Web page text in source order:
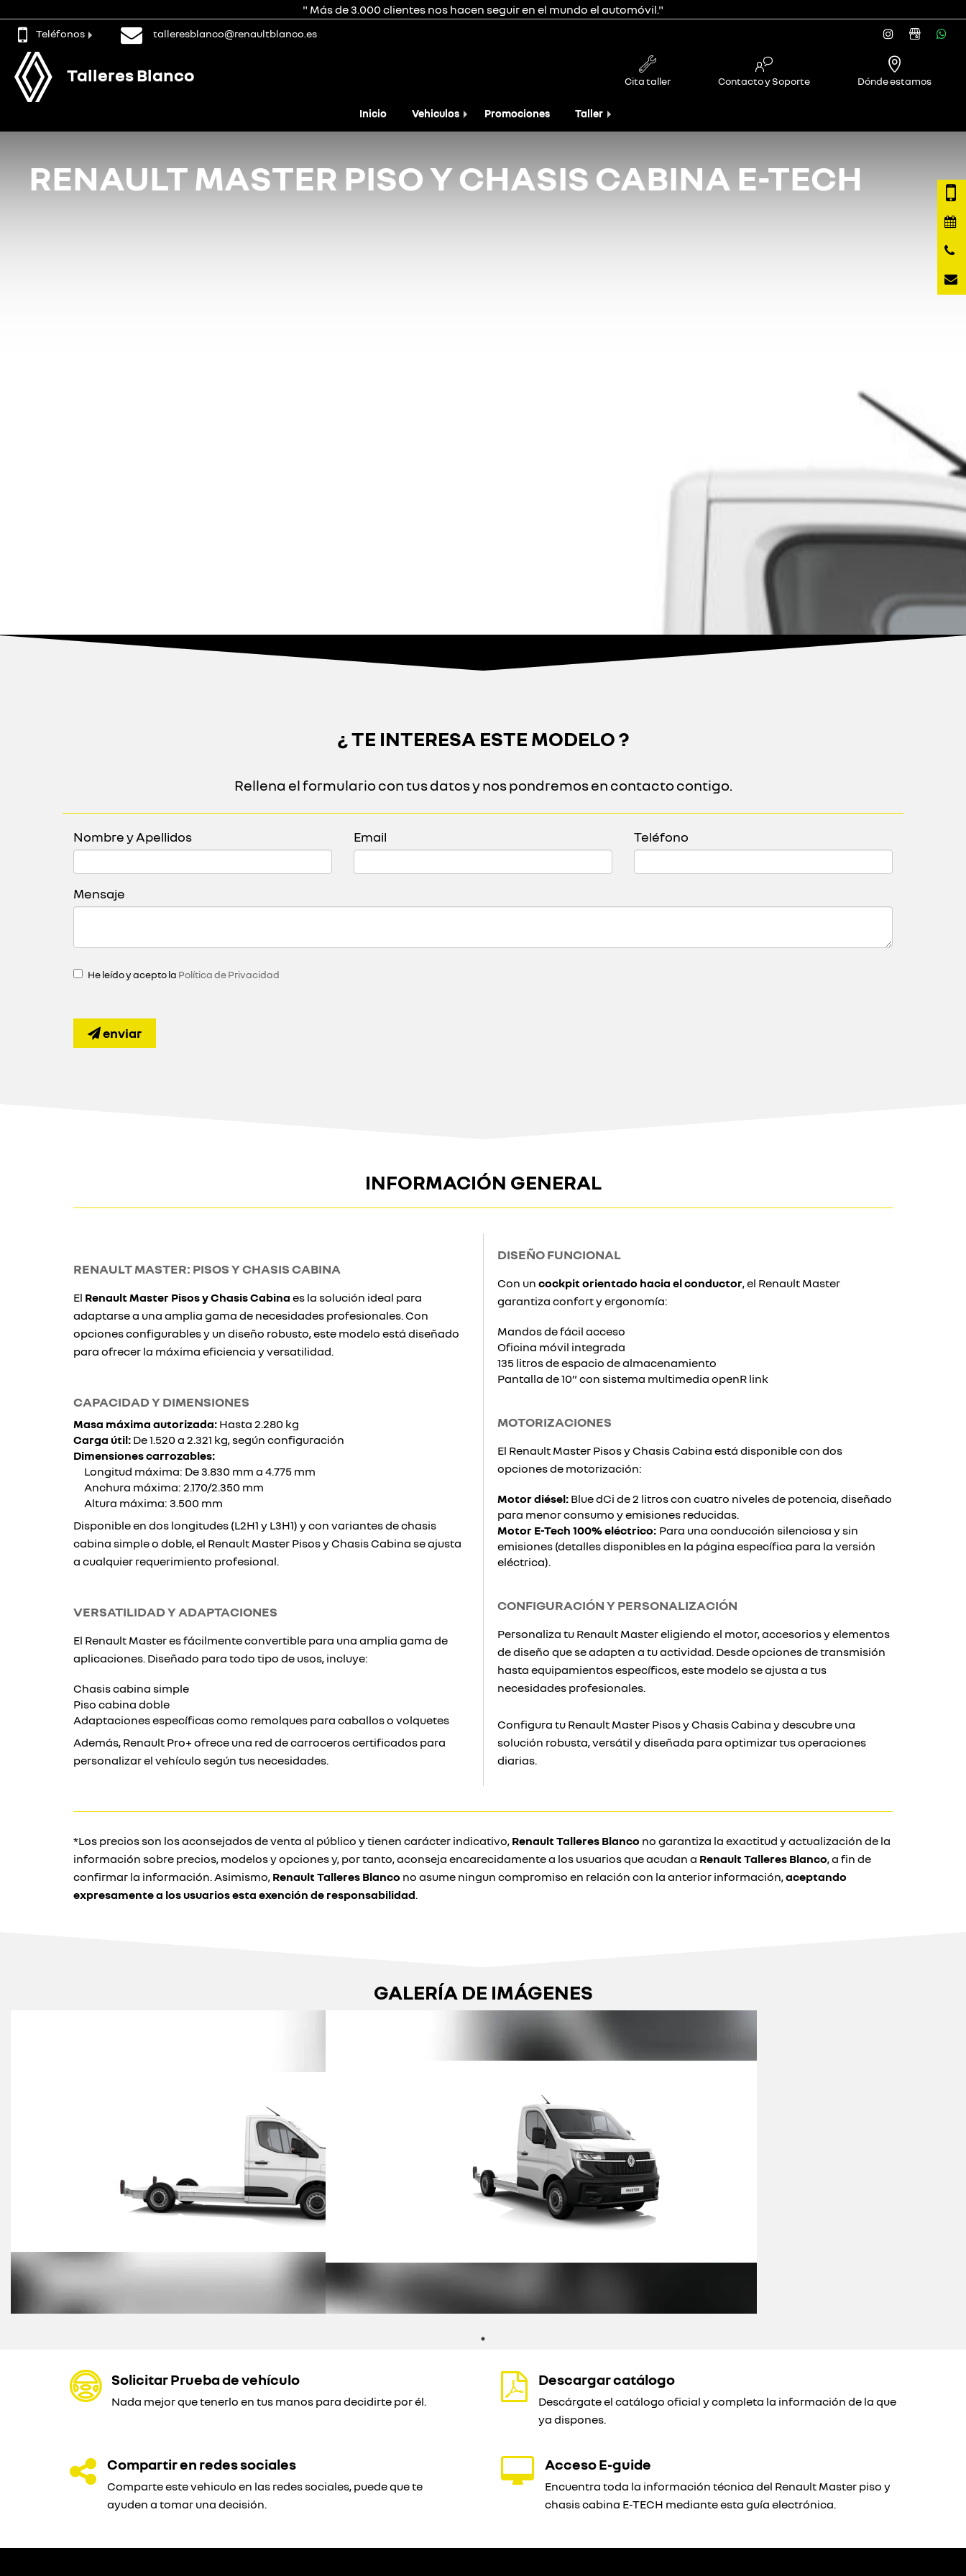
" Más de 3.000 clientes nos hacen seguir en el mundo el automóvil."
Teléfonos talleresblanco@renaultblanco.es
Talleres Blanco Cita taller Contacto y Soporte Dónde estamos
Inicio Vehiculos Promociones Taller
RENAULT MASTER PISO Y CHASIS CABINA E-TECH
¿ TE INTERESA ESTE MODELO ?
Rellena el formulario con tus datos y nos pondremos en contacto contigo.
Nombre y Apellidos Email Teléfono
Mensaje
He leído y acepto la Política de Privacidad
enviar
INFORMACIÓN GENERAL
RENAULT MASTER: PISOS Y CHASIS CABINA
El Renault Master Pisos y Chasis Cabina es la solución ideal para
adaptarse a una amplia gama de necesidades profesionales. Con
opciones configurables y un diseño robusto, este modelo está diseñado
para ofrecer la máxima eficiencia y versatilidad.
CAPACIDAD Y DIMENSIONES
Masa máxima autorizada: Hasta 2.280 kg
Carga útil: De 1.520 a 2.321 kg, según configuración
Dimensiones carrozables:
Longitud máxima: De 3.830 mm a 4.775 mm
Anchura máxima: 2.170/2.350 mm
Altura máxima: 3.500 mm
Disponible en dos longitudes (L2H1 y L3H1) y con variantes de chasis
cabina simple o doble, el Renault Master Pisos y Chasis Cabina se ajusta
a cualquier requerimiento profesional.
VERSATILIDAD Y ADAPTACIONES
El Renault Master es fácilmente convertible para una amplia gama de
aplicaciones. Diseñado para todo tipo de usos, incluye:
Chasis cabina simple
Piso cabina doble
Adaptaciones específicas como remolques para caballos o volquetes
Además, Renault Pro+ ofrece una red de carroceros certificados para
personalizar el vehículo según tus necesidades.
DISEÑO FUNCIONAL
Con un cockpit orientado hacia el conductor, el Renault Master
garantiza confort y ergonomía:
Mandos de fácil acceso
Oficina móvil integrada
135 litros de espacio de almacenamiento
Pantalla de 10” con sistema multimedia openR link
MOTORIZACIONES
El Renault Master Pisos y Chasis Cabina está disponible con dos
opciones de motorización:
Motor diésel: Blue dCi de 2 litros con cuatro niveles de potencia, diseñado
para menor consumo y emisiones reducidas.
Motor E-Tech 100% eléctrico: Para una conducción silenciosa y sin
emisiones (detalles disponibles en la página específica para la versión
eléctrica).
CONFIGURACIÓN Y PERSONALIZACIÓN
Personaliza tu Renault Master eligiendo el motor, accesorios y elementos
de diseño que se adapten a tu actividad. Desde opciones de transmisión
hasta equipamientos específicos, este modelo se ajusta a tus
necesidades profesionales.
Configura tu Renault Master Pisos y Chasis Cabina y descubre una
solución robusta, versátil y diseñada para optimizar tus operaciones
diarias.
*Los precios son los aconsejados de venta al público y tienen carácter indicativo, Renault Talleres Blanco no garantiza la exactitud y actualización de la
información sobre precios, modelos y opciones y, por tanto, aconseja encarecidamente a los usuarios que acudan a Renault Talleres Blanco, a fin de
confirmar la información. Asimismo, Renault Talleres Blanco no asume ningun compromiso en relación con la anterior información,aceptando
expresamente a los usuarios esta exención de responsabilidad.
GALERÍA DE IMÁGENES
Solicitar Prueba de vehículo
Nada mejor que tenerlo en tus manos para decidirte por él.
Descargar catálogo
Descárgate el catálogo oficial y completa la información de la que
ya dispones.
Compartir en redes sociales
Comparte este vehiculo en las redes sociales, puede que te
ayuden a tomar una decisión.
Acceso E-guide
Encuentra toda la información técnica del Renault Master piso y
chasis cabina E-TECH mediante esta guía electrónica.